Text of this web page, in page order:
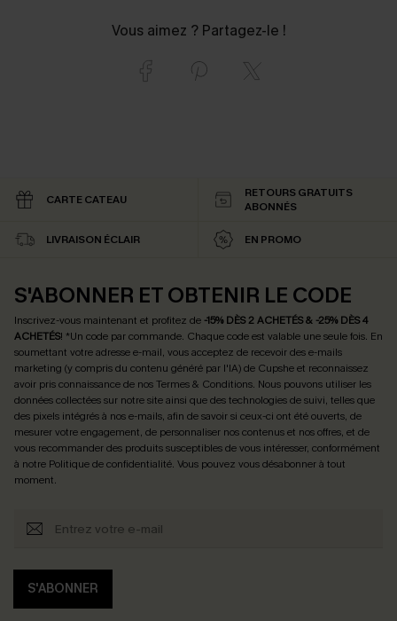
Vous aimez ? Partagez-le !
CARTE CATEAU
RETOURS GRATUITS
ABONNÉS
LIVRAISON ÉCLAIR EN PROMO
S'ABONNER ET OBTENIR LE CODE
Inscrivez-vous maintenant et profitez de -15% DÈS 2 ACHETÉS & -25% DÈS 4
ACHETÉS! *Un code par commande. Chaque code est valable une seule fois. En
soumettant votre adresse e-mail, vous acceptez de recevoir des e-mails
marketing (y compris du contenu généré par l'IA) de Cupshe et reconnaissez
avoir pris connaissance de nosTermes & Conditions. Nous pouvons utiliser les
données collectées sur notre site ainsi que des technologies de suivi, telles que
des pixels intégrés à nos e-mails, afin de savoir si ceux-ci ont été ouverts, de
mesurer votre engagement, de personnaliser nos contenus et nos offres, et de
vous recommander des produits susceptibles de vous intéresser, conformément
à notre Politique de confidentialité. Vous pouvez vous désabonner à tout
moment.
S'ABONNER